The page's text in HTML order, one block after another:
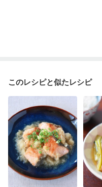
このレシピと似たレシピ